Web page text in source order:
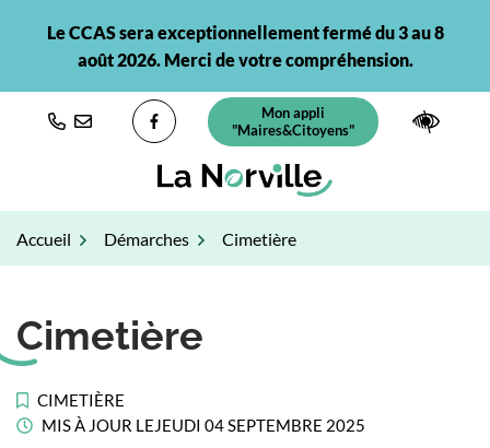
Le CCAS sera exceptionnellement fermé du 3 au 8
août 2026. Merci de votre compréhension.
Lien vers le compte Facebook
Mon appli
"Maires&Citoyens"(ouverture dans un nouvel
Accueil Démarches Cimetière
Cimetière
CIMETIÈRE
MIS À JOUR LEJEUDI 04 SEPTEMBRE 2025